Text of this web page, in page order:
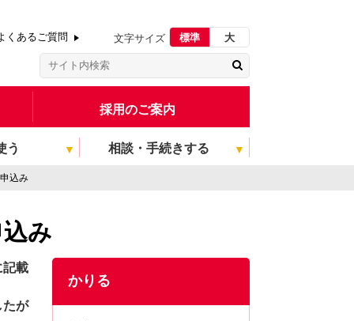
くあるご質問 文字サイズ 標準 大
採用のご案内
う 相談・手続きする
込み
み
記載
たが
かりる